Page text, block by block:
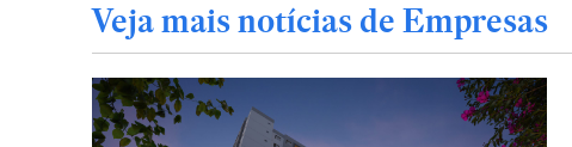
Veja mais notícias de Empresas